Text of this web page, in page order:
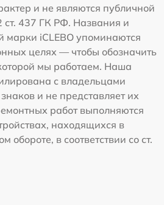
и не являются публичной
ст. 437 ГК РФ. Названия и
марки iCLEBO упоминаются
целях — чтобы обозначить
мы работаем. Наша
с владельцами
и не представляет их
работ выполняются
находящихся в
обороте, в соответствии со ст.